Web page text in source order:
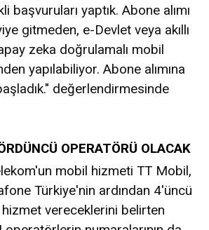
başvuruları yaptık. Abone alımı
gitmeden, e-Devlet veya akıllı
zeka doğrulamalı mobil
yapılabiliyor. Abone alımına
değerlendirmesinde
OPERATÖRÜ OLACAK
mobil hizmeti TT Mobil,
Türkiye'nin ardından 4'üncü
vereceklerini belirten